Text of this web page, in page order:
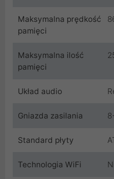
Maksymalna prędkość
pamięci
Maksymalna ilość
pamięci
Układ audio
Gniazda zasilania
Standard płyty
Technologia WiFi